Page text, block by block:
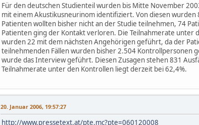
Für den deutschen Studienteil wurden bis Mitte November
mit einem Akustikusneurinom identifiziert. Von diesen
Patienten wollten bisher nicht an der Studie teilnehmen, 74
Patienten ging der Kontakt verloren. Die Teilnahmerate unter
wurden 22 mit dem nächsten Angehörigen geführt, da der
teilnehmenden Fällen wurden bisher 2.504 Kontrollpersonen
wurde das Interview geführt. Diesen Zusagen stehen 831
Teilnahmerate unter den Kontrollen liegt derzeit bei 62,4%.
20. Januar 2006, 19:57:27
http://www.pressetext.at/pte.mc?pte=060120008